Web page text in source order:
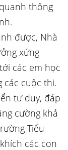
thông
được, Nhà
xứng
các em học
các cuộc thi.
tư duy, đáp
cường khả
Tiểu
các con